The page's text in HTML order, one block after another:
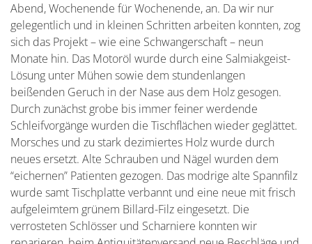
Abend, Wochenende für Wochenende, an. Da wir nur
gelegentlich und in kleinen Schritten arbeiten konnten, zog
sich das Projekt – wie eine Schwangerschaft – neun
Monate hin. Das Motoröl wurde durch eine Salmiakgeist-
Lösung unter Mühen sowie dem stundenlangen
beißenden Geruch in der Nase aus dem Holz gesogen.
Durch zunächst grobe bis immer feiner werdende
Schleifvorgänge wurden die Tischflächen wieder geglättet.
Morsches und zu stark dezimiertes Holz wurde durch
neues ersetzt. Alte Schrauben und Nägel wurden dem
“eichernen” Patienten gezogen. Das modrige alte Spannfilz
wurde samt Tischplatte verbannt und eine neue mit frisch
aufgeleimtem grünem Billard-Filz eingesetzt. Die
verrosteten Schlösser und Scharniere konnten wir